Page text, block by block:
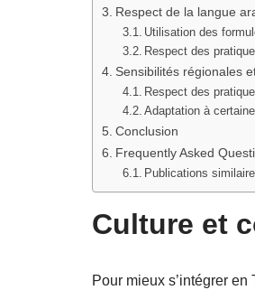
Respect de la langue
Utilisation des
Respect des
Sensibilités régionales
Respect des
Adaptation à
Conclusion
Frequently Asked
Publications
Culture et
Pour mieux s’intégrer